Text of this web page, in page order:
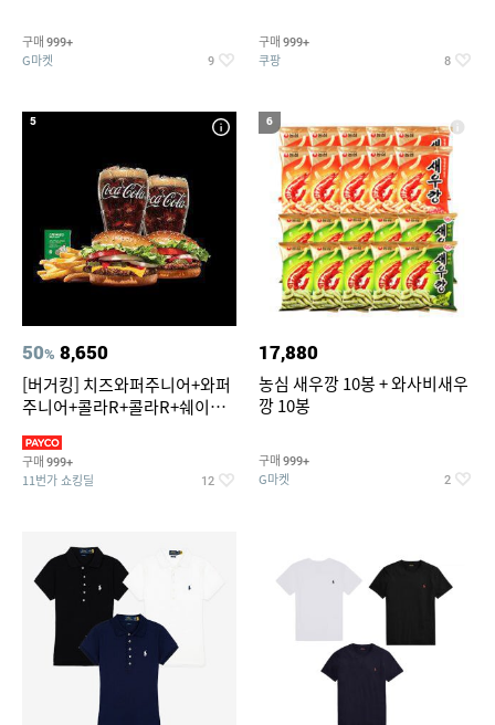
구매 999+
G마켓 9
구매 999+
쿠팡 8
5
50% 8,650
[버거킹] 치즈와퍼주니어+와퍼
주니어+콜라R+콜라R+쉐이킹
구매 999+
11번가 쇼킹딜 12
6
17,880
농심 새우깡 10봉 + 와사비새우
깡 10봉
구매 999+
G마켓 2